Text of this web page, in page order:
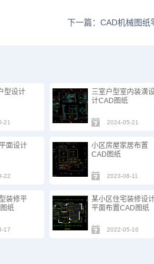
下一篇：CAD机械图纸
型设计
21
三室户型室内装潢
计CAD图纸
2024-05-21
面设计
22
小区房屋家居布置
CAD图纸
2023-08-11
装修平
纸
17
某小区住宅装修设
平面布置CAD图纸
2022-05-16